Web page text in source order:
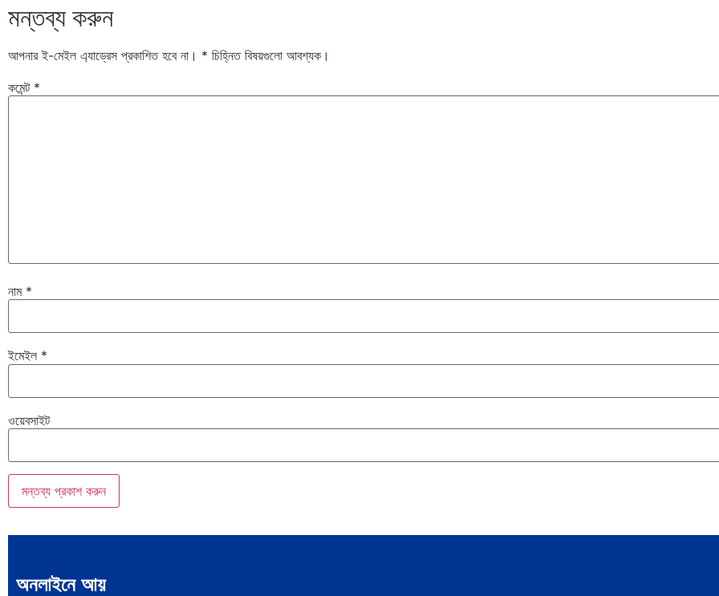
মন্তব্য করুন
আপনার ই-মেইল এ্যাড্রেস প্রকাশিত হবে না। * চিহ্নিত বিষয়গুলো আবশ্যক।
কমেন্ট *
নাম *
ইমেইল *
ওয়েবসাইট
অনলাইনে আয়